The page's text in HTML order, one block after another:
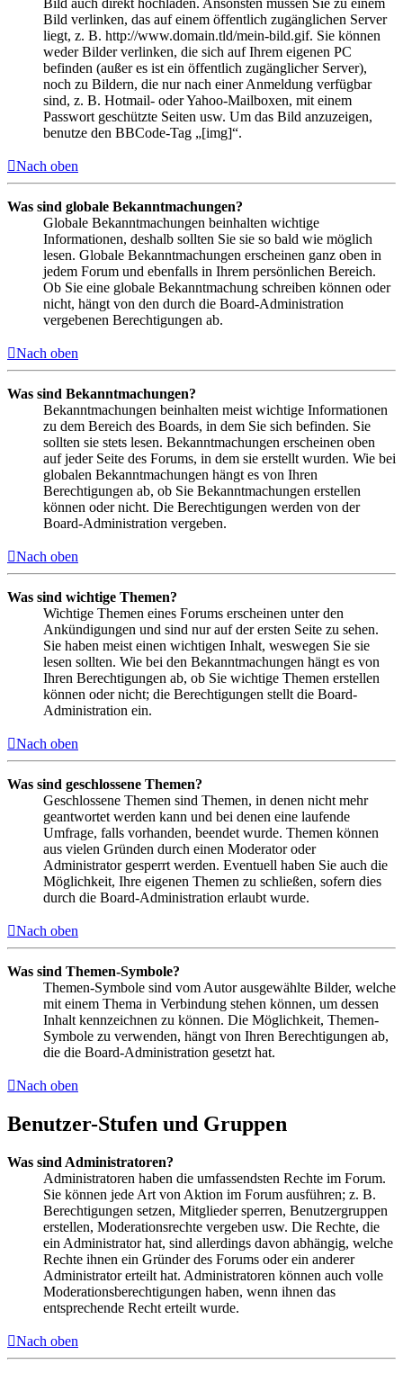
Bild verlinken, das auf einem öffentlich zugänglichen Server
liegt, z. B. http://www.domain.tld/mein-bild.gif. Sie können
weder Bilder verlinken, die sich auf Ihrem eigenen PC
befinden (außer es ist ein öffentlich zugänglicher Server),
noch zu Bildern, die nur nach einer Anmeldung verfügbar
sind, z. B. Hotmail- oder Yahoo-Mailboxen, mit einem
Passwort geschützte Seiten usw. Um das Bild anzuzeigen,
benutze den BBCode-Tag „[img]“.
Nach oben
Was sind globale Bekanntmachungen?
Globale Bekanntmachungen beinhalten wichtige
Informationen, deshalb sollten Sie sie so bald wie möglich
lesen. Globale Bekanntmachungen erscheinen ganz oben in
jedem Forum und ebenfalls in Ihrem persönlichen Bereich.
Ob Sie eine globale Bekanntmachung schreiben können oder
nicht, hängt von den durch die Board-Administration
vergebenen Berechtigungen ab.
Nach oben
Was sind Bekanntmachungen?
Bekanntmachungen beinhalten meist wichtige Informationen
zu dem Bereich des Boards, in dem Sie sich befinden. Sie
sollten sie stets lesen. Bekanntmachungen erscheinen oben
auf jeder Seite des Forums, in dem sie erstellt wurden. Wie bei
globalen Bekanntmachungen hängt es von Ihren
Berechtigungen ab, ob Sie Bekanntmachungen erstellen
können oder nicht. Die Berechtigungen werden von der
Board-Administration vergeben.
Nach oben
Was sind wichtige Themen?
Wichtige Themen eines Forums erscheinen unter den
Ankündigungen und sind nur auf der ersten Seite zu sehen.
Sie haben meist einen wichtigen Inhalt, weswegen Sie sie
lesen sollten. Wie bei den Bekanntmachungen hängt es von
Ihren Berechtigungen ab, ob Sie wichtige Themen erstellen
können oder nicht; die Berechtigungen stellt die Board-
Administration ein.
Nach oben
Was sind geschlossene Themen?
Geschlossene Themen sind Themen, in denen nicht mehr
geantwortet werden kann und bei denen eine laufende
Umfrage, falls vorhanden, beendet wurde. Themen können
aus vielen Gründen durch einen Moderator oder
Administrator gesperrt werden. Eventuell haben Sie auch die
Möglichkeit, Ihre eigenen Themen zu schließen, sofern dies
durch die Board-Administration erlaubt wurde.
Nach oben
Was sind Themen-Symbole?
Themen-Symbole sind vom Autor ausgewählte Bilder, welche
mit einem Thema in Verbindung stehen können, um dessen
Inhalt kennzeichnen zu können. Die Möglichkeit, Themen-
Symbole zu verwenden, hängt von Ihren Berechtigungen ab,
die die Board-Administration gesetzt hat.
Nach oben
Benutzer-Stufen und Gruppen
Was sind Administratoren?
Administratoren haben die umfassendsten Rechte im Forum.
Sie können jede Art von Aktion im Forum ausführen; z. B.
Berechtigungen setzen, Mitglieder sperren, Benutzergruppen
erstellen, Moderationsrechte vergeben usw. Die Rechte, die
ein Administrator hat, sind allerdings davon abhängig, welche
Rechte ihnen ein Gründer des Forums oder ein anderer
Administrator erteilt hat. Administratoren können auch volle
Moderationsberechtigungen haben, wenn ihnen das
entsprechende Recht erteilt wurde.
Nach oben